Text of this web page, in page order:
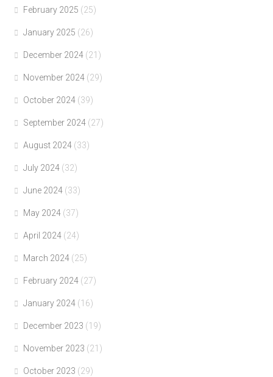
February 2025 (25)
January 2025 (26)
December 2024 (21)
November 2024 (29)
October 2024 (39)
September 2024 (27)
August 2024 (33)
July 2024 (32)
June 2024 (33)
May 2024 (37)
April 2024 (24)
March 2024 (25)
February 2024 (27)
January 2024 (16)
December 2023 (19)
November 2023 (21)
October 2023 (29)